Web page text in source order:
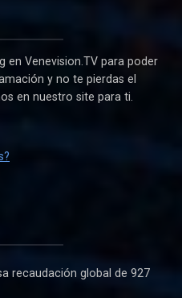
en Venevision.TV para poder
y no te pierdas el
en nuestro site para ti.
recaudación global de 927